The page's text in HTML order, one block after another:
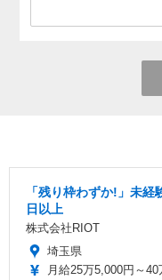
「残り枠わずか!」未
日以上
株式会社RIOT
埼玉県
月給25万5,000円～40